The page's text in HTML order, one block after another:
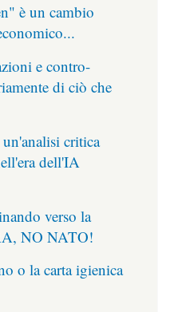
è un cambio
e contro-
di ciò che
critica
dell'IA
verso la
NO NATO!
o la carta igienica